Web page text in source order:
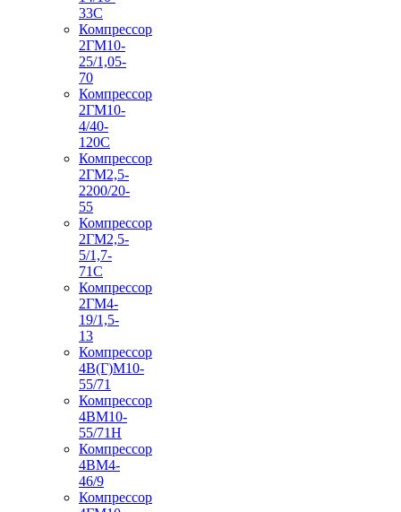
33С
Компрессор
2ГМ10-
25/1,05-
70
Компрессор
2ГМ10-
4/40-
120С
Компрессор
2ГМ2,5-
2200/20-
55
Компрессор
2ГМ2,5-
5/1,7-
71С
Компрессор
2ГМ4-
19/1,5-
13
Компрессор
4В(Г)М10-
55/71
Компрессор
4ВМ10-
55/71Н
Компрессор
4ВМ4-
46/9
Компрессор